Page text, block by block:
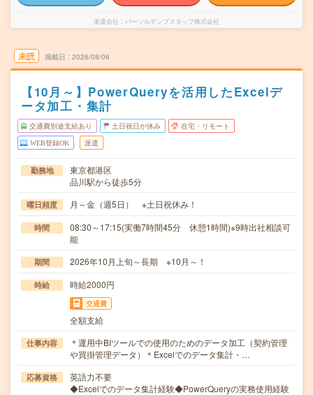
派遣会社 パーソルテンプスタッフ株式会社
未読 掲載日 2026/08/06
【10月～】PowerQueryを活用したExcelデ
ータ加工・集計
交通費別途支給あり 土日祝日が休み 在宅・リモート
WEB登録OK 派遣
勤務地
東京都港区
品川駅から徒歩5分
曜日頻度 月～金（週5日） ※土日祝休み！
時間
08:30～17:15(実働7時間45分 休憩1時間)※9時出社相談可
能
期間 2026年10月上旬～長期 ※10月～！
時給 時給2000円
交通費
全額支給
仕事内容
＊運用中BIツールでの使用のためのデータ加工（契約管理
や買掛管理データ）＊Excelでのデータ集計・…
応募資格
英語力不要
◆Excelでのデータ集計経験◆PowerQueryの実務使用経験